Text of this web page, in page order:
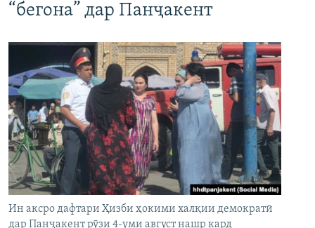
“бегона” дар Панҷакент
Ин аксро дафтари Ҳизби ҳокими халқии демократӣ
дар Панҷакент рӯзи 4-уми август нашр кард